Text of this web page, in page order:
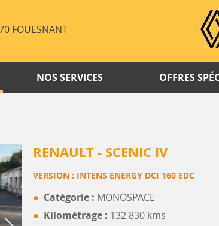
FOUESNANT
NOS SERVICES OFFRES
RENAULT - SCENIC IV
VERSION : INTENS ENERGY DCI 160 EDC
Catégorie : MONOSPACE
Kilométrage : 132 830 kms